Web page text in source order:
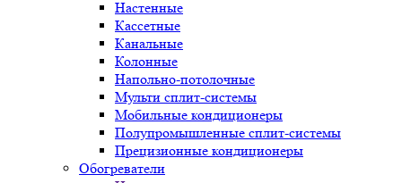
Настенные
Кассетные
Канальные
Колонные
Напольно-потолочные
Мульти сплит-системы
Мобильные кондиционеры
Полупромышленные сплит-системы
Прецизионные кондиционеры
Обогреватели